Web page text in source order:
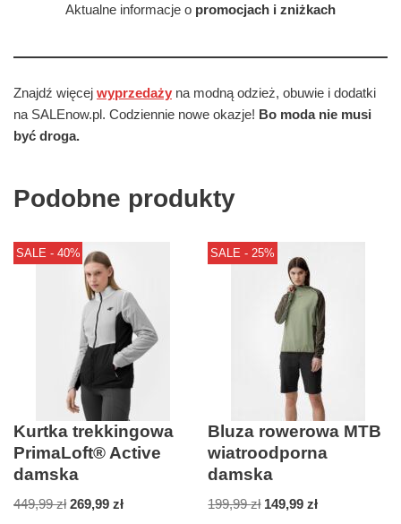
Aktualne informacje o promocjach i zniżkach
Znajdź więcej wyprzedaży na modną odzież, obuwie i dodatki
na SALEnow.pl. Codziennie nowe okazje! Bo moda nie musi
być droga.
Podobne produkty
SALE - 40%
Kurtka trekkingowa
PrimaLoft® Active
damska
449,99zł 269,99 zł
SALE - 25%
Bluza rowerowa MTB
wiatroodporna
damska
199,99zł 149,99zł